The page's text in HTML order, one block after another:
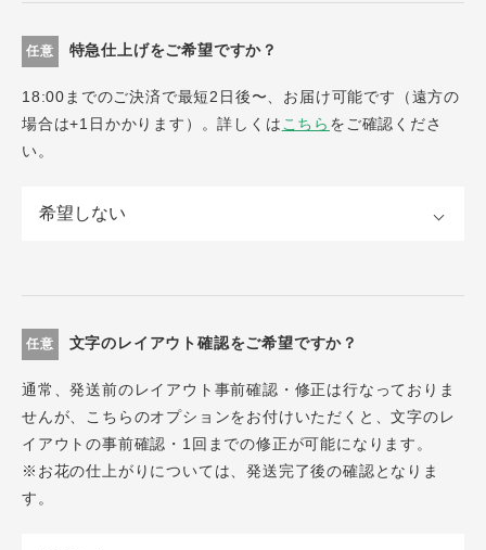
任意 特急仕上げをご希望ですか？
18:00までのご決済で最短2日後〜、お届け可能です（遠方の
場合は+1日かかります）。詳しくは こちら をご確認くださ
い。
任意 文字のレイアウト確認をご希望ですか？
通常、発送前のレイアウト事前確認・修正は行なっておりま
せんが、こちらのオプションをお付けいただくと、文字のレ
イアウトの事前確認・1回までの修正が可能になります。
※お花の仕上がりについては、発送完了後の確認となりま
す。